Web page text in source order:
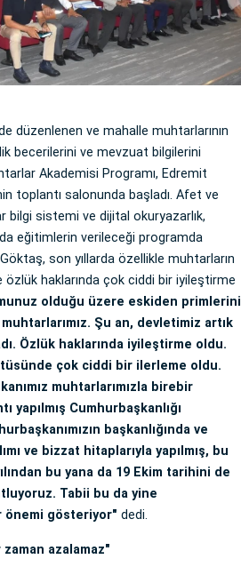
düzenlenen ve mahalle muhtarlarının
becerilerini ve mevzuat bilgilerini
Akademisi Programı, Edremit
toplantı salonunda başladı. Afet ve
sistemi ve dijital okuryazarlık,
eğitimlerin verileceği programda
son yıllarda özellikle muhtarların
haklarında çok ciddi bir iyileştirme
olduğu üzere eskiden primlerini
Şu an, devletimiz artık
Özlük haklarında iyileştirme oldu.
çok ciddi bir ilerleme oldu.
muhtarlarımızla birebir
yapılmış Cumhurbaşkanlığı
başkanlığında ve
ve bizzat hitaplarıyla yapılmış, bu
bu yana da 19 Ekim tarihini de
Tabii bu da yine
önemi gösteriyor" dedi.
azalamaz"